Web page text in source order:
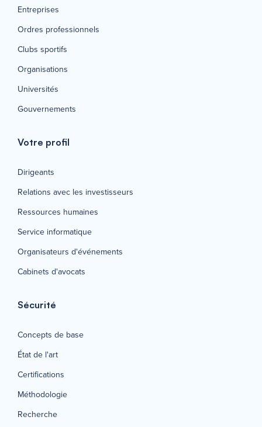
Entreprises
Ordres professionnels
Clubs sportifs
Organisations
Universités
Gouvernements
Votre profil
Dirigeants
Relations avec les investisseurs
Ressources humaines
Service informatique
Organisateurs d'événements
Cabinets d'avocats
Sécurité
Concepts de base
État de l'art
Certifications
Méthodologie
Recherche